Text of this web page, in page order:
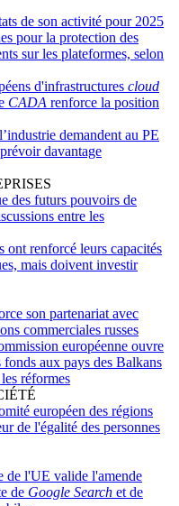
de son activité pour 2025
pour la protection des
sur les plateformes, selon
d'infrastructures cloud
CADA renforce la position
demandent au PE
davantage
des futurs pouvoirs de
entre les
ont renforcé leurs capacités
mais doivent investir
son partenariat avec
commerciales russes
européenne ouvre
aux pays des Balkans
réformes
européen des régions
de l'égalité des personnes
de l'UE valide l'amende
de Google Search et de